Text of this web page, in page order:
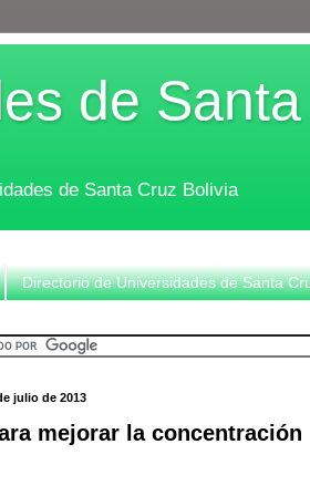
de
de Santa Cruz Bolivia
Directorio de Universidades de Santa
julio de 2013
mejorar la concentración